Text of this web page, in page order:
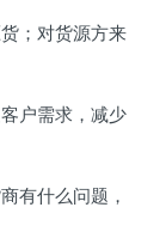
；对货源方来
户需求，减少
有什么问题，